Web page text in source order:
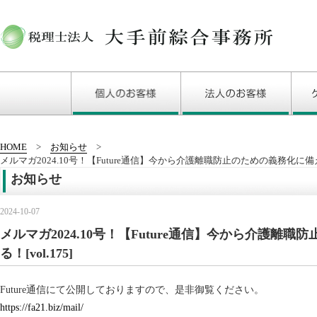
HOME
お知らせ
メルマガ2024.10号！【Future通信】今から介護離職防止のための義務化に
お知らせ
2024-10-07
メルマガ2024.10号！【Future通信】今から介護離職防
る！[vol.175]
Future通信にて公開しておりますので、是非御覧ください。
https://fa21.biz/mail/